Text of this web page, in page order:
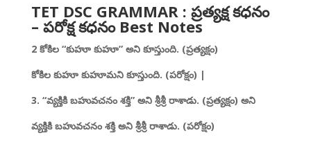
TET DSC GRAMMAR : ప్రత్యక్ష కధనం
– పరోక్ష కధనం Best Notes
2 కోకిల “కుహూ కుహూ” అని కూస్తుంది. (ప్రత్యక్షం)
కోకిల కుహూ కుహూమని కూస్తుంది. (పరోక్షం) |
3. “వ్యక్తికి బహువచనం శక్తి” అని శ్రీశ్రీ రాశాడు. (ప్రత్యక్షం) అని
వ్యక్తికి బహువచనం శక్తి అని శ్రీశ్రీ రాశాడు. (పరోక్షం)